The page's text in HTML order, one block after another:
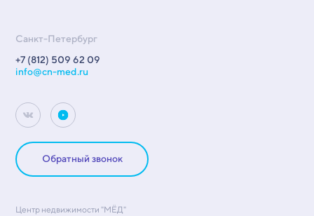
Санкт-Петербург
+7 (812) 509 62 09
info@cn-med.ru
Обратный звонок
Центр недвижимости "МЁД"